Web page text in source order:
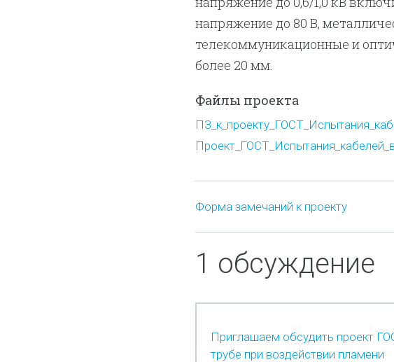
напряжение до 80 В,
телекоммуникационные и
более 20 мм.
Файлы проекта
Форма замечаний к проекту
1 обсуждение
Приглашаем обсудить проект
трубе при воздействии пламени